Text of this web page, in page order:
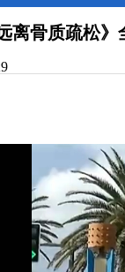
离骨质疏松